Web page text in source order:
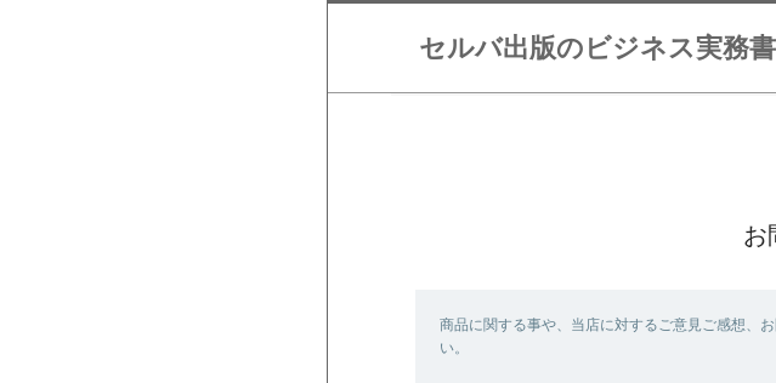
セルバ出版のビジネス実務
お
商品に関する事や、当店に対するご意見ご感想、
い。